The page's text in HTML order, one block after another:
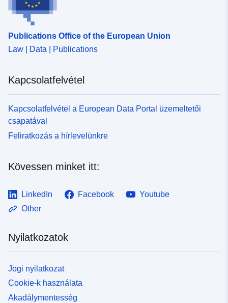
Publications Office of the European Union
Law | Data | Publications
Kapcsolatfelvétel
Kapcsolatfelvétel a European Data Portal üzemeltetői
csapatával
Feliratkozás a hírlevelünkre
Kövessen minket itt:
LinkedIn Facebook
Youtube
Other
Nyilatkozatok
Jogi nyilatkozat
Cookie-k használata
Akadálymentesség